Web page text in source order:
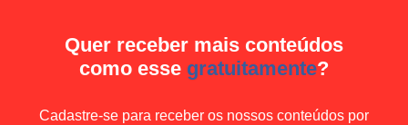
Quer receber mais conteúdos
como esse gratuitamente?
Cadastre-se para receber os nossos conteúdos por